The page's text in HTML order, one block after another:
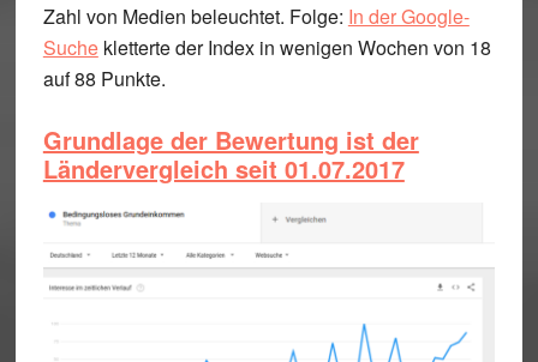
Zahl von Medien beleuchtet. Folge: In der Google-
Suchekletterte der Index in wenigen Wochen von 18
auf 88 Punkte.
Grundlage der Bewertung ist der
Ländervergleich seit 01.07.2017